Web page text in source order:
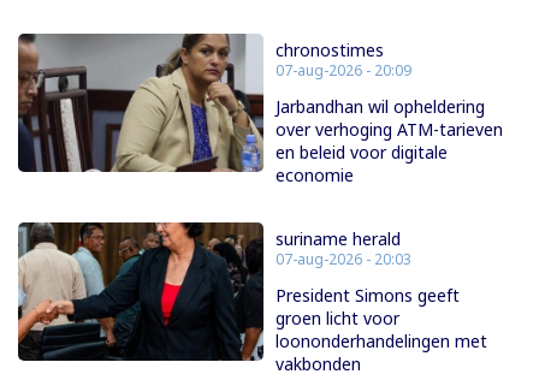
chronostimes
07-aug-2026 - 20:09
Jarbandhan wil opheldering
over verhoging ATM-tarieven
en beleid voor digitale
economie
suriname herald
07-aug-2026 - 20:03
President Simons geeft
groen licht voor
loononderhandelingen met
vakbonden